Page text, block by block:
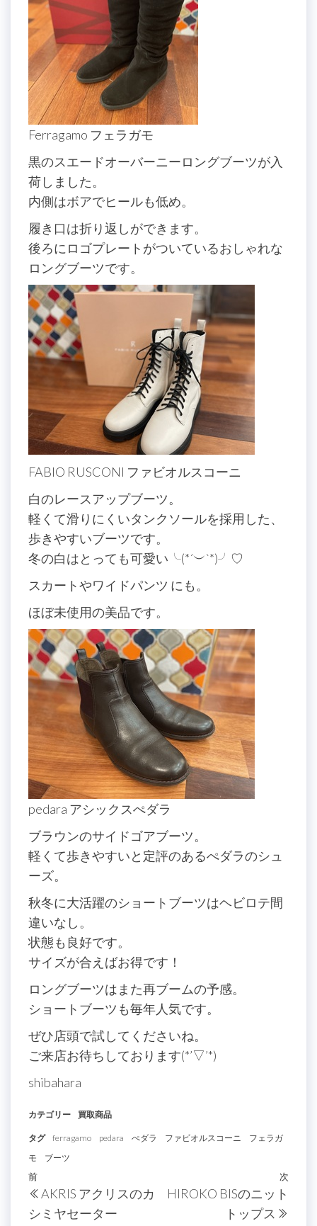
Ferragamo フェラガモ
黒のスエードオーバーニーロングブーツが入
荷しました。
内側はボアでヒールも低め。
履き口は折り返しができます。
後ろにロゴプレートがついているおしゃれな
ロングブーツです。
FABIO RUSCONI ファビオルスコーニ
白のレースアップブーツ。
軽くて滑りにくいタンクソールを採用した、
歩きやすいブーツです。
冬の白はとっても可愛い╰(*´︶`*)╯♡
スカートやワイドパンツ にも。
ほぼ未使用の美品です。
pedara アシックスぺダラ
ブラウンのサイドゴアブーツ。
軽くて歩きやすいと定評のあるぺダラのシュ
ーズ。
秋冬に大活躍のショートブーツはヘビロテ間
違いなし。
状態も良好です。
サイズが合えばお得です！
ロングブーツはまた再ブームの予感。
ショートブーツも毎年人気です。
ぜひ店頭で試してくださいね。
ご来店お待ちしております(*’▽’*)
shibahara
カテゴリー 買取商品
タグ ferragamo pedara ぺダラ ファビオルスコーニ
フェラガ
モ
ブーツ
投
稿
過
去
の
前
AKRIS アクリスのカ
シミヤセーター
次
次
HIROKO BISのニット
トップス